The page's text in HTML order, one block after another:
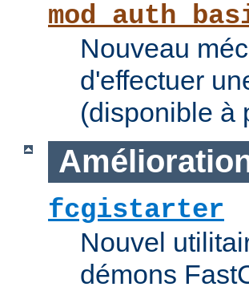
Nouveau
d'effectuer
(disponible à
fcgistarter
Nouvel
démons